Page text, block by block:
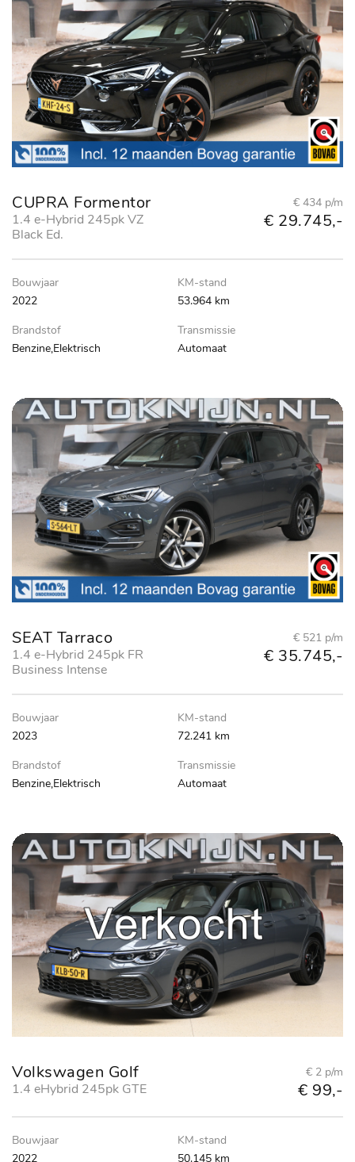
CUPRA Formentor
1.4 e-Hybrid 245pk VZ
Black Ed.
€ 434 p/m
€ 29.745,-
Bouwjaar
2022
KM-stand
53.964 km
Brandstof
Benzine,Elektrisch
Transmissie
Automaat
SEAT Tarraco
1.4 e-Hybrid 245pk FR
Business Intense
€ 521 p/m
€ 35.745,-
Bouwjaar
2023
KM-stand
72.241 km
Brandstof
Benzine,Elektrisch
Transmissie
Automaat
Volkswagen Golf
1.4 eHybrid 245pk GTE
€ 2 p/m
€ 99,-
Bouwjaar
2022
KM-stand
50.145 km